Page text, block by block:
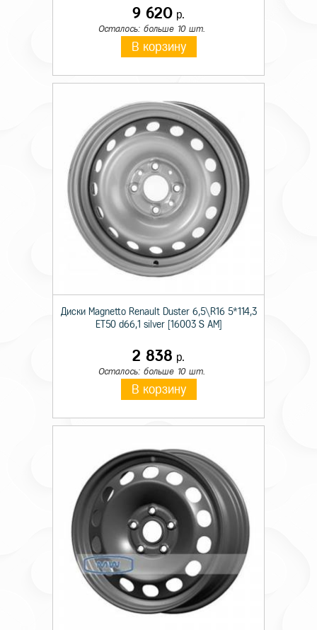
9 620 р.
Осталось: больше 10 шт.
В корзину
Диски Magnetto Renault Duster 6,5\R16 5*114,3
ET50 d66,1 silver [16003 S AM]
2 838 р.
Осталось: больше 10 шт.
В корзину